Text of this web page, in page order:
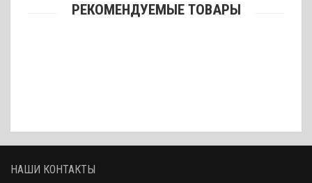
РЕКОМЕНДУЕМЫЕ ТОВАРЫ
НАШИ КОНТАКТЫ